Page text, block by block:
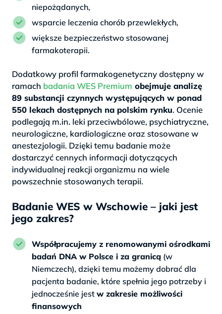
niepożądanych,
wsparcie leczenia chorób przewlekłych,
większe bezpieczeństwo stosowanej
farmakoterapii.
Dodatkowy profil farmakogenetyczny dostępny w
ramach badania WES Premium obejmuje analizę
89 substancji czynnych występujących w ponad
550 lekach dostępnych na polskim rynku. Ocenie
podlegają m.in. leki przeciwbólowe, psychiatryczne,
neurologiczne, kardiologiczne oraz stosowane w
anestezjologii. Dzięki temu badanie może
dostarczyć cennych informacji dotyczących
indywidualnej reakcji organizmu na wiele
powszechnie stosowanych terapii.
Badanie WES w Wschowie – jaki jest
jego zakres?
Współpracujemy z renomowanymi ośrodkami
badań DNA w Polsce i za granicą (w
Niemczech), dzięki temu możemy dobrać dla
pacjenta badanie, które spełnia jego potrzeby i
jednocześnie jest w zakresie możliwości
finansowych